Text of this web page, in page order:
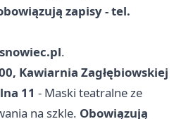
zapisy - tel.
.
Kawiarnia Zagłębiowskiej
11 - Maski teatralne ze
na szkle. Obowiązują